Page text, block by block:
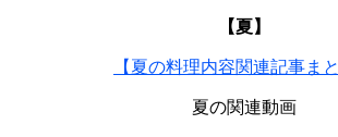
【夏】
【夏の料理内容関連記事まと
夏の関連動画